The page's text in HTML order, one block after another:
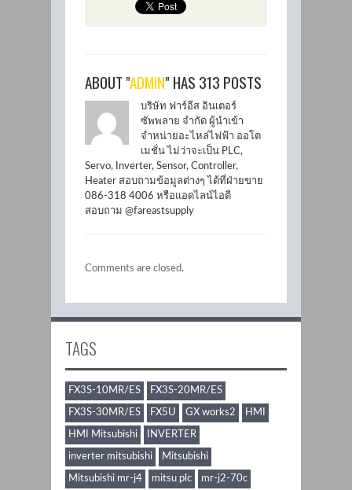
ABOUT "ADMIN" HAS 313 POSTS
บริษัท ฟาร์อีส อินเตอร์
ซัพพลาย จำกัด ผู้นำเข้า
จำหน่ายอะไหล่ไฟฟ้า ออโต
เมชั่น ไม่ว่าจะเป็น PLC,
Servo, Inverter, Sensor, Controller,
Heater สอบถามข้อมูลต่างๆ ได้ที่ฝ่ายขาย
086-318 4006 หรือแอดไลน์ไอดี
สอบถาม @fareastsupply
Comments are closed.
TAGS
FX3S-10MR/ES FX3S-20MR/ES
FX3S-30MR/ES FX5U GX works2 HMI
HMI Mitsubishi INVERTER
inverter mitsubishi Mitsubishi
Mitsubishi mr-j4 mitsu plc mr-j2-70c